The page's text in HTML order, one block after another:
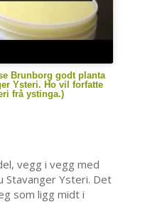
Brunborg godt planta
Ysteri. Ho vil forfatte
frå ystinga.)
vegg i vegg med
Stavanger Ysteri. Det
som ligg midt i